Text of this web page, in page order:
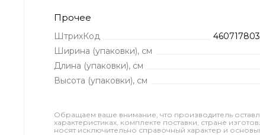
Прочее
ШтрихКод
Ширина (упаковки), см
Длина (упаковки), см
Высота (упаковки), см
Обращаем ваше внимание, что производитель
характеристиках, комплекте поставки, стране
носят исключительно справочный характер и